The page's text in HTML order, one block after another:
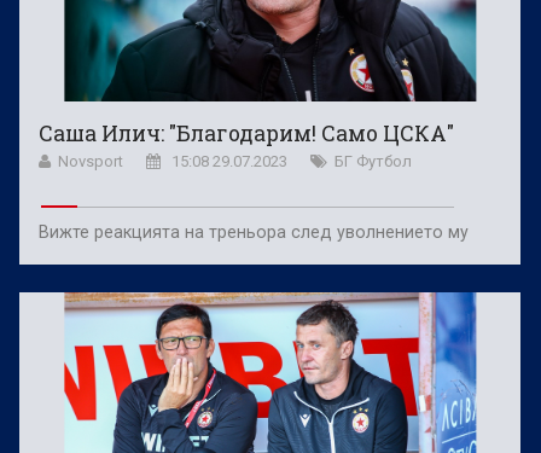
Саша Илич: "Благодарим! Само ЦСКА"
Novsport 15:08 29.07.2023 БГ Футбол
Вижте реакцията на треньора след уволнението му